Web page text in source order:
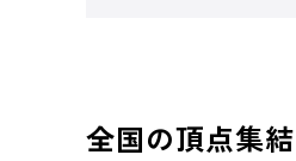
全国の頂点集